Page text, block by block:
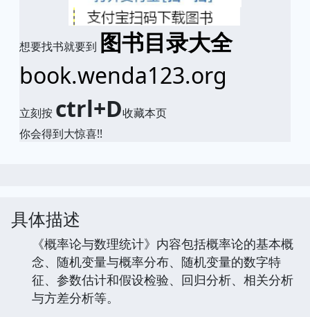
想要找书就要到 图书目录大全
book.wenda123.org
立刻按 ctrl+D收藏本页
你会得到大惊喜!!
具体描述
《概率论与数理统计》内容包括概率论的基本概
念、随机变量与概率分布、随机变量的数字特
征、参数估计和假设检验、回归分析、相关分析
与方差分析等。